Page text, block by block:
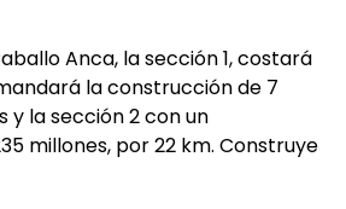
Anca, la sección 1, costará
la construcción de 7
y la sección 2 con un
millones, por 22 km. Construye